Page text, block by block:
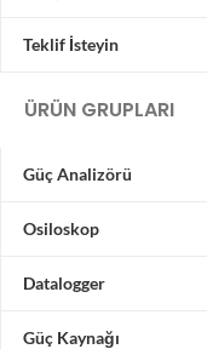
Teklif İsteyin
ÜRÜN GRUPLARI
Güç Analizörü
Osiloskop
Datalogger
Güç Kaynağı